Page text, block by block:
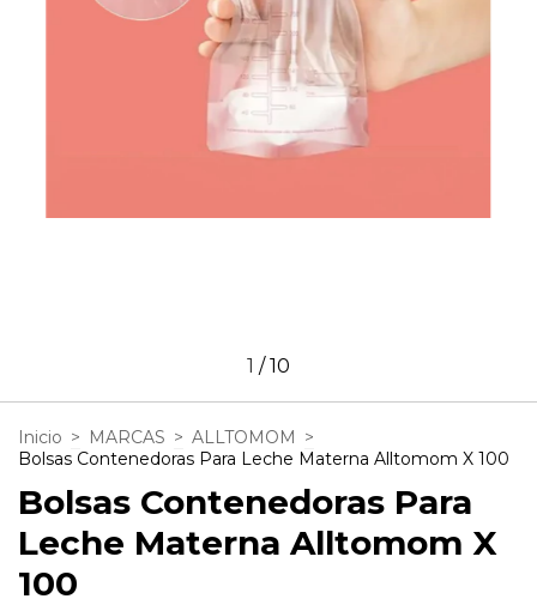
1 /10
Inicio > MARCAS > ALLTOMOM >
Bolsas Contenedoras Para Leche Materna Alltomom X 100
Bolsas Contenedoras Para
Leche Materna Alltomom X
100